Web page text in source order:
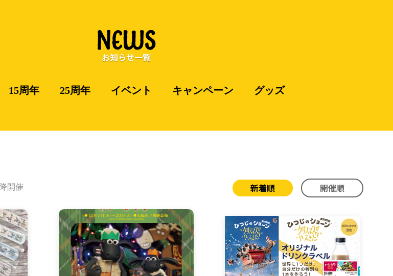
NEWS
お知らせ一覧
15周年 25周年 イベント キャンペーン グッズ
開催 新着順 開催順